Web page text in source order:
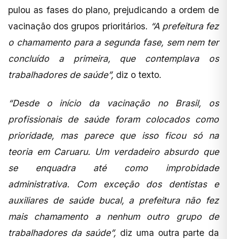
pulou as fases do plano, prejudicando a ordem de
vacinação dos grupos prioritários. “A prefeitura fez
o chamamento para a segunda fase, sem nem ter
concluído a primeira, que contemplava os
trabalhadores de saúde”, diz o texto.
“Desde o início da vacinação no Brasil, os
profissionais de saúde foram colocados como
prioridade, mas parece que isso ficou só na
teoria em Caruaru. Um verdadeiro absurdo que
se enquadra até como improbidade
administrativa. Com exceção dos dentistas e
auxiliares de saúde bucal, a prefeitura não fez
mais chamamento a nenhum outro grupo de
trabalhadores da saúde”, diz uma outra parte da